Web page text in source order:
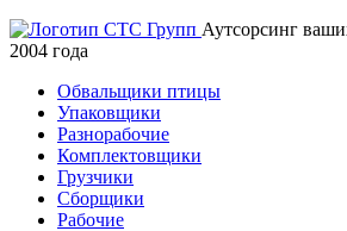
Аутсорсинг
2004 года
Обвальщики птицы
Упаковщики
Разнорабочие
Комплектовщики
Грузчики
Сборщики
Рабочие